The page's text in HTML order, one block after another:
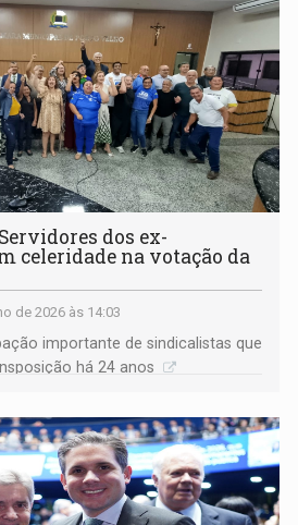
dos ex-
celeridade na votação da
de 2026 às 14:03
importante de sindicalistas que
há 24 anos